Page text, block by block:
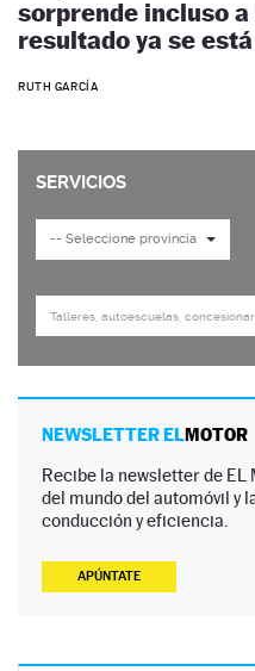
sorprende incluso
resultado ya se
RUTH GARCÍA
NEWSLETTER ELMOTOR
Recibe la newsletter de EL
del mundo del automóvil y
conducción y eficiencia.
APÚNTATE